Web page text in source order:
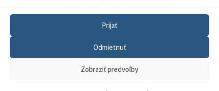
Prijať
Odmietnuť
Zobraziť predvoľby
Sprístupnenie informácií
GDPR